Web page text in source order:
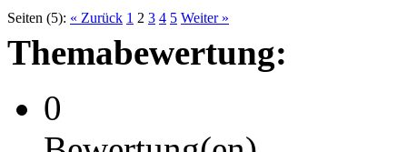
Seiten (5): « Zurück 1 2 3 4 5 Weiter »
Themabewertung:
0